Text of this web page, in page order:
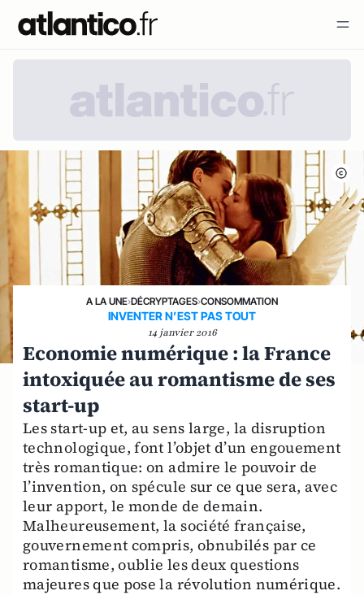
A LA UNE›DÉCRYPTAGES›CONSOMMATION
INVENTER N’EST PAS TOUT
14 janvier 2016
Economie numérique : la France
intoxiquée au romantisme de ses
start-up
Les start-up et, au sens large, la disruption
technologique, font l’objet d’un engouement
très romantique: on admire le pouvoir de
l’invention, on spécule sur ce que sera, avec
leur apport, le monde de demain.
Malheureusement, la société française,
gouvernement compris, obnubilés par ce
romantisme, oublie les deux questions
majeures que pose la révolution numérique.